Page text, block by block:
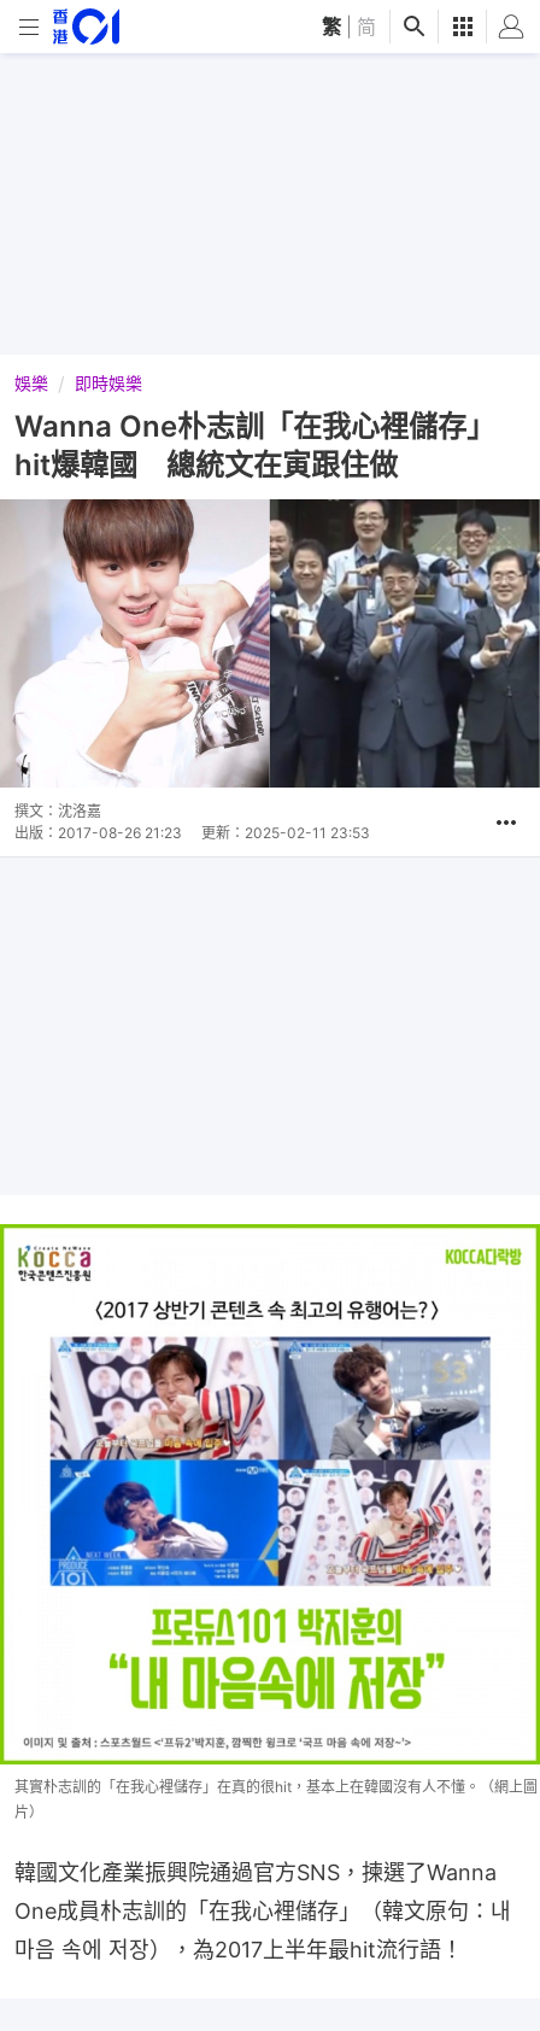
繁 简
娛樂 即時娛樂
Wanna One朴志訓「在我心裡儲存」
hit爆韓國 總統文在寅跟住做
撰文： 沈洛嘉
出版： 2017-08-26 21:23 更新： 2025-02-11 23:53
其實朴志訓的「在我心裡儲存」在真的很hit，基本上在韓國沒有人不懂。（網上圖
片）
韓國文化產業振興院通過官方SNS，揀選了Wanna
One成員朴志訓的「在我心裡儲存」（韓文原句：내
마음 속에 저장），為2017上半年最hit流行語！